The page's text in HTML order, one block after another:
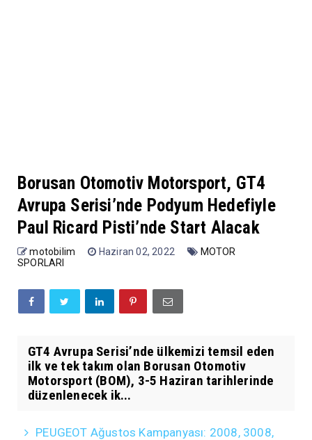
Borusan Otomotiv Motorsport, GT4
Avrupa Serisi’nde Podyum Hedefiyle
Paul Ricard Pisti’nde Start Alacak
motobilim Haziran 02, 2022
MOTOR
SPORLARI
GT4 Avrupa Serisi’nde ülkemizi temsil eden
ilk ve tek takım olan Borusan Otomotiv
Motorsport (BOM), 3-5 Haziran tarihlerinde
düzenlenecek ik...
PEUGEOT Ağustos Kampanyası: 2008, 3008,